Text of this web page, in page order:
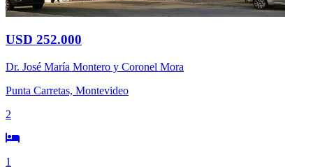
USD 252.000
Dr. José María Montero y Coronel Mora
Punta Carretas, Montevideo
2
1